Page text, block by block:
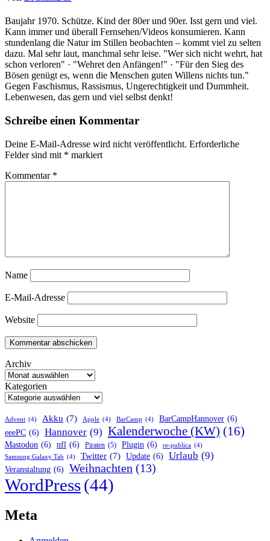
Baujahr 1970. Schütze. Kind der 80er und 90er. Isst gern und viel.
Kann immer und überall Fernsehen/Videos konsumieren. Kann
stundenlang die Natur im Stillen beobachten – kommt viel zu selten
dazu. Mal sehr laut, manchmal sehr leise. "Wer sich nicht wehrt, hat
schon verloren" · "Wehret den Anfängen!" · "Für den Sieg des
Bösen genügt es, wenn die Menschen guten Willens nichts tun."
Gegen Faschismus, Rassismus, Ungerechtigkeit und Dummheit.
Lebenwesen, das gern und viel selbst denkt!
Schreibe einen Kommentar
Deine E-Mail-Adresse wird nicht veröffentlicht. Erforderliche
Felder sind mit * markiert
Kommentar *
Name
E-Mail-Adresse
Website
Archiv
Kategorien
Advent (4) Akku (7) Apple (4) BarCamp (4) BarCampHannover (6)
eeePC (6) Hannover (9) Kalenderwoche (KW) (16)
Mastodon (6) nfl (6) Piraten (5) Plugin (6) re-publica (4)
Samsung Galaxy Tab (4) Twitter (7) Update (6) Urlaub (9)
Veranstaltung (6) Weihnachten (13)
WordPress(44)
Meta